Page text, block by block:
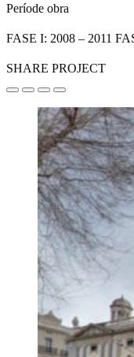
Període obra
FASE I: 2008 – 2011
SHARE PROJECT